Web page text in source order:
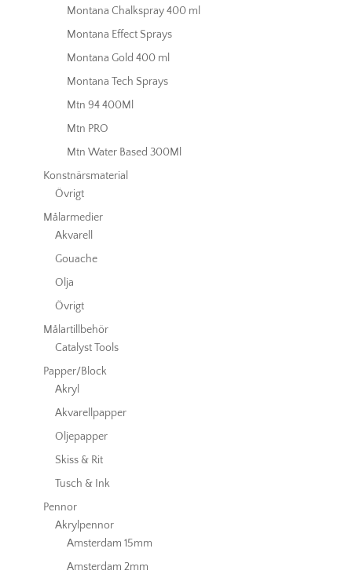
Montana Chalkspray 400 ml
Montana Effect Sprays
Montana Gold 400 ml
Montana Tech Sprays
Mtn 94 400Ml
Mtn PRO
Mtn Water Based 300Ml
Konstnärsmaterial
Övrigt
Målarmedier
Akvarell
Gouache
Olja
Övrigt
Målartillbehör
Catalyst Tools
Papper/Block
Akryl
Akvarellpapper
Oljepapper
Skiss & Rit
Tusch & Ink
Pennor
Akrylpennor
Amsterdam 15mm
Amsterdam 2mm